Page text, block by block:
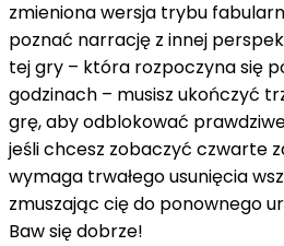
zmieniona wersja trybu
poznać narrację z innej
tej gry – która rozpoczyna się
godzinach – musisz ukończyć
grę, aby odblokować
jeśli chcesz zobaczyć czwarte
wymaga trwałego usunięcia
zmuszając cię do ponownego
Baw się dobrze!